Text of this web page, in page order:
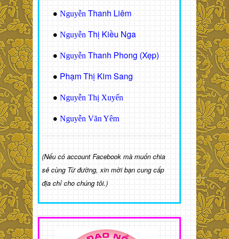
● Nguyễn Thanh Liêm
● Nguyễn Thị Kiều Nga
● Nguyễn Thanh Phong (Xẹp)
● Phạm Thị Kim Sang
● Nguyễn Thị Xuyến
● Nguyễn Văn Yêm
(Nếu có account Facebook mà muốn chia
sẻ cùng Từ đường, xin mời bạn cung cấp
địa chỉ cho chúng tôi.)